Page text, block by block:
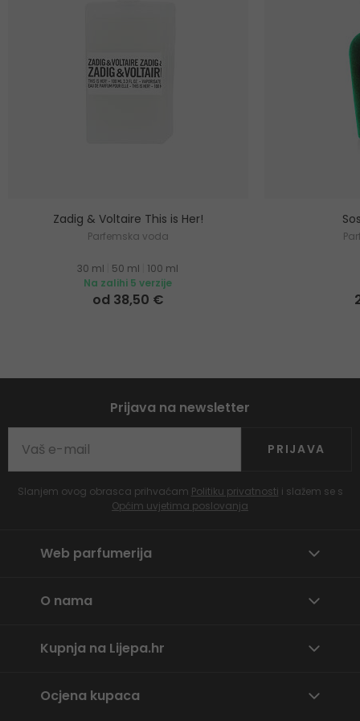
Zadig & Voltaire This is Her!
Parfemska voda
30 ml 50 ml
100 ml
Na zalihi 5 verzije
od 38,50 €
Prijava na newsletter
PRIJAVA
Slanjem ovog obrasca prihvaćam Politiku privatnosti i slažem se s
Općim uvjetima poslovanja
Web parfumerija
O nama
Kupnja na Lijepa.hr
Ocjena kupaca